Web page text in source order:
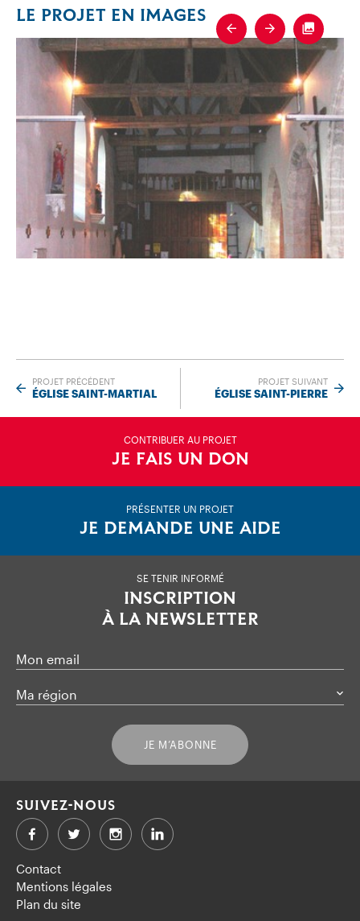
LE PROJET EN IMAGES
Previous
Next
PROJET PRÉCÉDENT
ÉGLISE SAINT-MARTIAL
PROJET SUIVANT
ÉGLISE SAINT-PIERRE
CONTRIBUER AU PROJET
JE FAIS UN DON
PRÉSENTER UN PROJET
JE DEMANDE UNE AIDE
SE TENIR INFORMÉ
INSCRIPTION
À LA NEWSLETTER
Mon email
Ma région
JE M’ABONNE
Contact
Mentions légales
Plan du site
SUIVEZ-NOUS
FacebookTwitter LinkedIn